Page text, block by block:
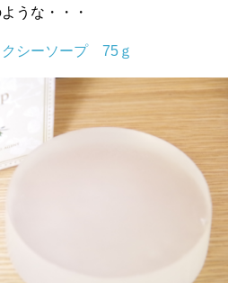
うな・・・
シーソープ 75ｇ